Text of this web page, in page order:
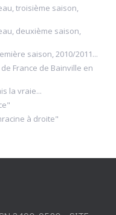
troisième saison,
deuxième saison,
saison, 2010/2011...
France de Bainville en
la vraie...
à droite"